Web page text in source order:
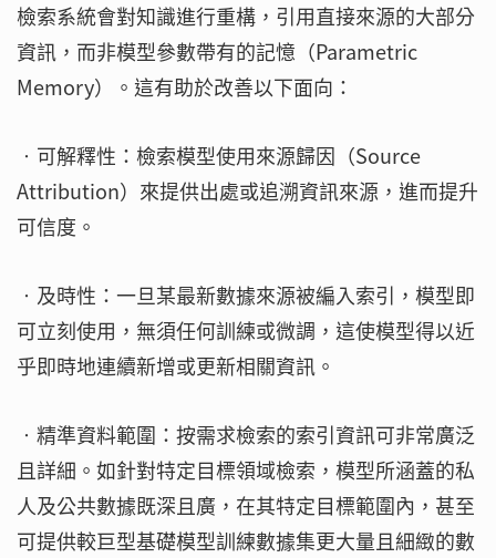
檢索系統會對知識進行重構，引用直接來源的大部分
資訊，而非模型參數帶有的記憶（Parametric
Memory）。這有助於改善以下面向：
‧可解釋性：檢索模型使用來源歸因（Source
Attribution）來提供出處或追溯資訊來源，進而提升
可信度。
‧及時性：一旦某最新數據來源被編入索引，模型即
可立刻使用，無須任何訓練或微調，這使模型得以近
乎即時地連續新增或更新相關資訊。
‧精準資料範圍：按需求檢索的索引資訊可非常廣泛
且詳細。如針對特定目標領域檢索，模型所涵蓋的私
人及公共數據既深且廣，在其特定目標範圍內，甚至
可提供較巨型基礎模型訓練數據集更大量且細緻的數